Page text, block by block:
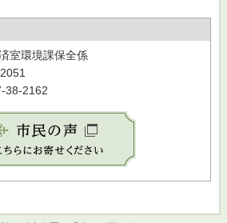
室環境課保全係
38-2162